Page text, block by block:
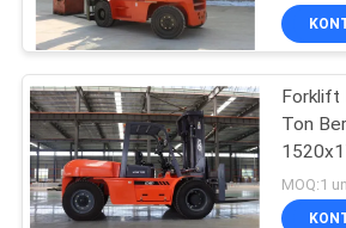
Forklift LPG
Forklift
Ton
MOQ:1